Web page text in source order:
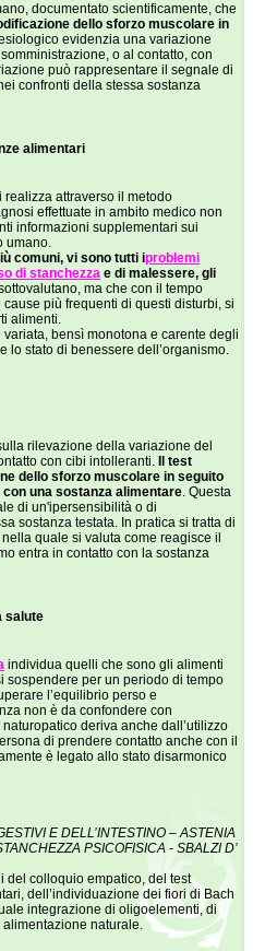
documentato scientificamente, che
dello sforzo muscolare in
evidenzia una variazione
o al contatto, con
può rappresentare il segnale di
confronti della stessa sostanza
alimentari
realizza attraverso il metodo
effettuate in ambito medico non
informazioni supplementari sui
umano.
comuni, vi sono tutti iproblemi
di stanchezza e di malessere, gli
ma che con il tempo
più frequenti di questi disturbi, si
alimenti.
bensì monotona e carente degli
lo stato di benessere dell’organismo.
rilevazione della variazione del
con cibi intolleranti. Il test
dello sforzo muscolare in seguito
una sostanza alimentare. Questa
di un'ipersensibilità o di
sostanza testata. In pratica si tratta di
quale si valuta come reagisce il
entra in contatto con la sostanza
salute
individua quelli che sono gli alimenti
sospendere per un periodo di tempo
l’equilibrio perso e
non è da confondere con
deriva anche dall’utilizzo
di prendere contatto anche con il
è legato allo stato disarmonico
E DELL’INTESTINO – ASTENIA
PSICOFISICA - SBALZI D’
del colloquio empatico, del test
dell’individuazione dei fiori di Bach
integrazione di oligoelementi, di
naturale.